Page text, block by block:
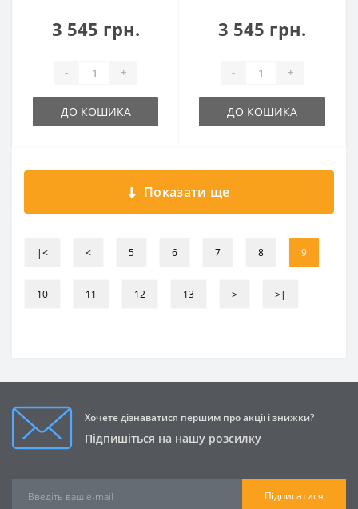
3 545 грн.
- +
ДО КОШИКА
3 545 грн.
- +
ДО КОШИКА
Показати ще
|< < 5 6 7 8 9
10 11 12 13 > >|
Хочете дізнаватися першим про акції і знижки?
Підпишіться на нашу розсилку
Підписатися